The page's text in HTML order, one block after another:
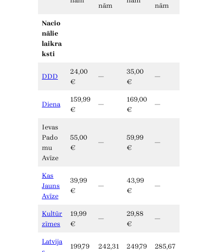
nām nām
Nacio
nālie
laikra
ksti
DDD
24,00
€
—
35,00
€
—
Diena
159,99
€
—
169,00
€
—
Ievas
Pado
mu
Avīze
55,00
€
—
59,99
€
—
Kas
Jauns
Avīze
39,99
€
—
43,99
€
—
Kultūr
zīmes
19,99
€
—
29,88
€
—
Latvija
199,79
242,31
249,79
285,67